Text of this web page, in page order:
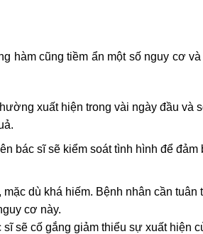
hàm cũng tiềm ẩn một số nguy cơ và
xuất hiện trong vài ngày đầu và
bác sĩ sẽ kiểm soát tình hình để đảm
dù khá hiếm. Bệnh nhân cần tuân
cơ này.
sẽ cố gắng giảm thiểu sự xuất hiện